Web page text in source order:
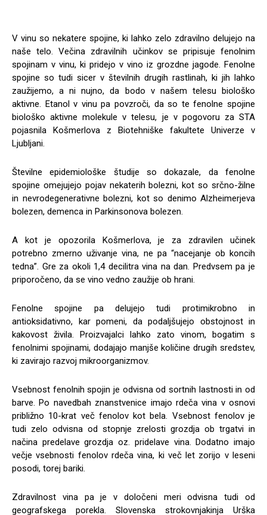
V vinu so nekatere spojine, ki lahko zelo zdravilno delujejo na
naše telo. Večina zdravilnih učinkov se pripisuje fenolnim
spojinam v vinu, ki pridejo v vino iz grozdne jagode. Fenolne
spojine so tudi sicer v številnih drugih rastlinah, ki jih lahko
zaužijemo, a ni nujno, da bodo v našem telesu biološko
aktivne. Etanol v vinu pa povzroči, da so te fenolne spojine
biološko aktivne molekule v telesu, je v pogovoru za STA
pojasnila Košmerlova z Biotehniške fakultete Univerze v
Ljubljani.
Številne epidemiološke študije so dokazale, da fenolne
spojine omejujejo pojav nekaterih bolezni, kot so srčno-žilne
in nevrodegenerativne bolezni, kot so denimo Alzheimerjeva
bolezen, demenca in Parkinsonova bolezen.
A kot je opozorila Košmerlova, je za zdravilen učinek
potrebno zmerno uživanje vina, ne pa “nacejanje ob koncih
tedna”. Gre za okoli 1,4 decilitra vina na dan. Predvsem pa je
priporočeno, da se vino vedno zaužije ob hrani.
Fenolne spojine pa delujejo tudi protimikrobno in
antioksidativno, kar pomeni, da podaljšujejo obstojnost in
kakovost živila. Proizvajalci lahko zato vinom, bogatim s
fenolnimi spojinami, dodajajo manjše količine drugih sredstev,
ki zavirajo razvoj mikroorganizmov.
Vsebnost fenolnih spojin je odvisna od sortnih lastnosti in od
barve. Po navedbah znanstvenice imajo rdeča vina v osnovi
približno 10-krat več fenolov kot bela. Vsebnost fenolov je
tudi zelo odvisna od stopnje zrelosti grozdja ob trgatvi in
načina predelave grozdja oz. pridelave vina. Dodatno imajo
večje vsebnosti fenolov rdeča vina, ki več let zorijo v leseni
posodi, torej bariki.
Zdravilnost vina pa je v določeni meri odvisna tudi od
geografskega porekla. Slovenska strokovnjakinja Urška